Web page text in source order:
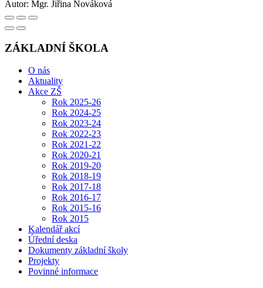
Autor: Mgr. Jiřina Nováková
ZÁKLADNÍ ŠKOLA
O nás
Aktuality
Akce ZŠ
Rok 2025-26
Rok 2024-25
Rok 2023-24
Rok 2022-23
Rok 2021-22
Rok 2020-21
Rok 2019-20
Rok 2018-19
Rok 2017-18
Rok 2016-17
Rok 2015-16
Rok 2015
Kalendář akcí
Úřední deska
Dokumenty základní školy
Projekty
Povinné informace